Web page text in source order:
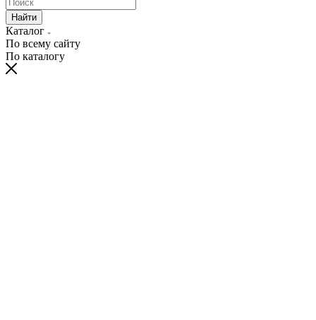
Найти
Каталог
По всему сайту
По каталогу